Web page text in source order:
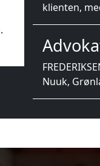
klienten,
Nuuk,